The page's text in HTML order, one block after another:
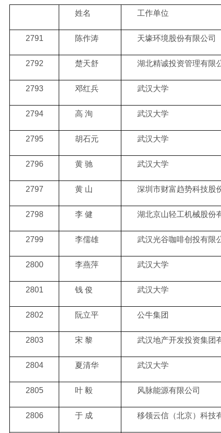
姓名 工作单位
2791 陈作涛 天壕环境股份有限公司
2792 楚天舒 湖北精诚投资管理有限
2793 邓红兵 武汉大学
2794 高 洵 武汉大学
2795 胡石元 武汉大学
2796 黄 驰 武汉大学
2797 黄 山 深圳市财富趋势科技股
2798 李 健 湖北京山轻工机械股份
2799 李儒雄 武汉光谷咖啡创投有限
2800 李燕萍 武汉大学
2801 钱 俊 武汉大学
2802 阮立平 公牛集团
2803 宋 黎 武汉地产开发投资集团
2804 夏清华 武汉大学
2805 叶 毅 风脉能源有限公司
2806 于 成 移领云信（北京）科技